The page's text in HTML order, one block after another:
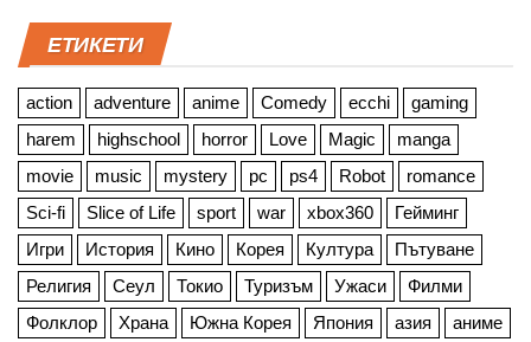
ЕТИКЕТИ
action adventure anime Comedy ecchi
gaming
harem
highschool horror Love Magic
manga
movie
music mystery pc ps4 Robot
romance
Sci-fi
Slice of Life sport war xbox360
Гейминг
Игри
История Кино Корея Култура
Пътуване
Религия
Сеул Токио Туризъм Ужаси
Филми
Фолклор
Храна Южна Корея Япония азия аниме